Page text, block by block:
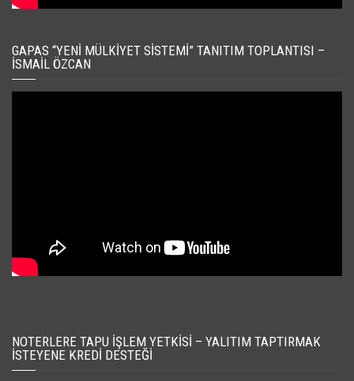
GAPAS “YENI MÜLKIYET SISTEMI” TANITIM TOPLANTISI –
İSMAIL ÖZCAN
NOTERLERE TAPU İŞLEM YETKISI – YALITIM TAPTIRMAK
İSTEYENE KREDI DESTEĞI